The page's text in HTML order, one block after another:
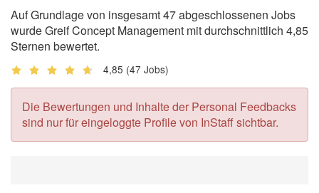
Auf Grundlage von insgesamt 47 abgeschlossenen Jobs
wurde Greif Concept Management mit durchschnittlich 4,85
Sternen bewertet.
4,85 (47 Jobs)
Die Bewertungen und Inhalte der Personal Feedbacks
sind nur für eingeloggte Profile von InStaff sichtbar.